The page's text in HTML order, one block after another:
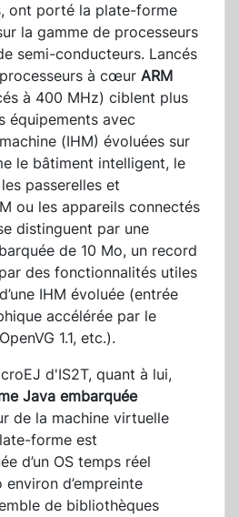
ont porté la plate-forme
la gamme de processeurs
semi-conducteurs. Lancés
à cœur ARM
à 400 MHz) ciblent plus
équipements avec
(IHM) évoluées sur
le bâtiment intelligent, le
passerelles et
ou les appareils connectés
distinguent par une
de 10 Mo, un record
des fonctionnalités utiles
IHM évoluée (entrée
accélérée par le
1.1, etc.).
d'IS2T, quant à lui,
Java embarquée
de la machine virtuelle
forme est
d’un OS temps réel
d’empreinte
de bibliothèques